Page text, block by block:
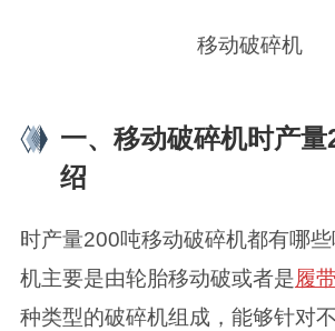
移动破碎机
一、移动破碎机时产
绍
时产量200吨移动破碎机都有哪
机主要是由轮胎移动破或者是履
种类型的破碎机组成，能够针对